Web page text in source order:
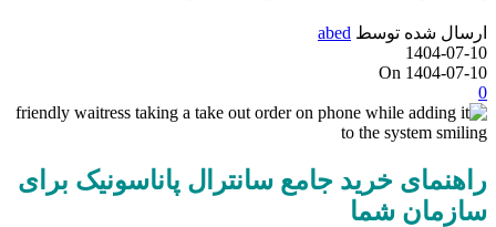
ارسال شده توسط abed
1404-07-10
On 1404-07-10
0
راهنمای خرید جامع سانترال پاناسونیک برای
سازمان شما